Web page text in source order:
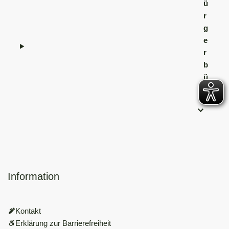
ü
r
g
e
r
b
ü
r
o
Information
Kontakt
Erklärung zur Barrierefreiheit